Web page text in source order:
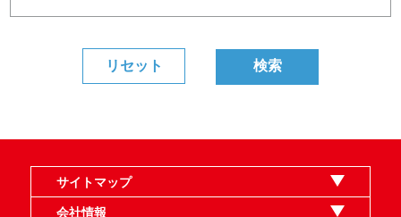
サイトマップ
オンラインショップ
買取
記事
選手一覧
デッキ検索
デッキ構築
イベント・大会
店舗のご案内
お問い合わせ
ヘルプ
FAQ
会社情報